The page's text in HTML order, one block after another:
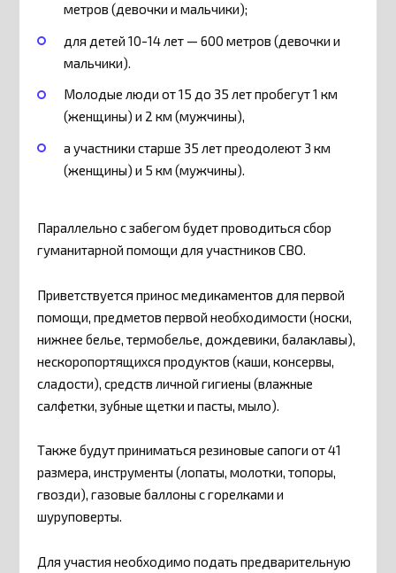
метров (девочки и мальчики);
для детей 10-14 лет — 600 метров (девочки и
мальчики).
Молодые люди от 15 до 35 лет пробегут 1 км
(женщины) и 2 км (мужчины),
а участники старше 35 лет преодолеют 3 км
(женщины) и 5 км (мужчины).
Параллельно с забегом будет проводиться сбор
гуманитарной помощи для участников СВО.
Приветствуется принос медикаментов для первой
помощи, предметов первой необходимости (носки,
нижнее белье, термобелье, дождевики, балаклавы),
нескоропортящихся продуктов (каши, консервы,
сладости), средств личной гигиены (влажные
салфетки, зубные щетки и пасты, мыло).
Также будут приниматься резиновые сапоги от 41
размера, инструменты (лопаты, молотки, топоры,
гвозди), газовые баллоны с горелками и
шуруповерты.
Для участия необходимо подать предварительную